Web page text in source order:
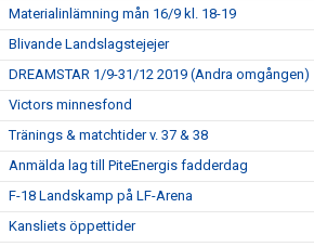
Materialinlämning mån 16/9 kl. 18-19
Blivande Landslagstejejer
DREAMSTAR 1/9-31/12 2019 (Andra omgången)
Victors minnesfond
Tränings & matchtider v. 37 & 38
Anmälda lag till PiteEnergis fadderdag
F-18 Landskamp på LF-Arena
Kansliets öppettider